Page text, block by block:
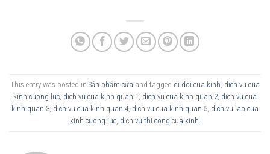
This entry was posted in Sản phẩm cửa and tagged di doi cua kinh dich vu cua
kinh cuong luc dich vu cua kinh quan 1 dich vu cua kinh quan 2 dich vu cua
kinh quan 3 dich vu cua kinh quan 4 dich vu cua kinh quan 5 dich vu lap cua
kinh cuong luc, dich vu thi cong cua kinh